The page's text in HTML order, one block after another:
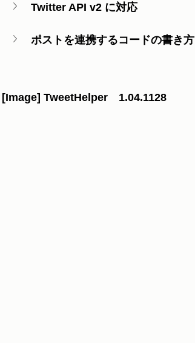
Twitter API v2 に対応
ポストを連携するコードの書き方
[Image] TweetHelper　1.04.1128